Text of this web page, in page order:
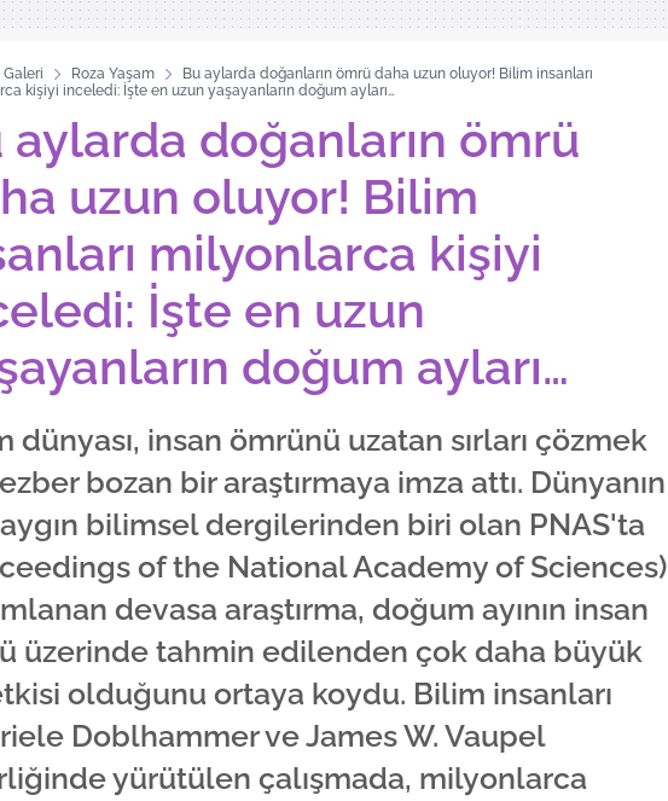
Galeri Roza Yaşam
Bu aylarda doğanların ömrü daha uzun oluyor! Bilim insanları
kişiyi inceledi: İşte en uzun yaşayanların doğum ayları…
aylarda doğanların ömrü
uzun oluyor! Bilim
milyonlarca kişiyi
İşte en uzun
doğum ayları…
dünyası, insan ömrünü uzatan sırları çözmek
bozan bir araştırmaya imza attı. Dünyanın
bilimsel dergilerinden biri olan PNAS'ta
of the National Academy of Sciences)
devasa araştırma, doğum ayının insan
üzerinde tahmin edilenden çok daha büyük
olduğunu ortaya koydu. Bilim insanları
Doblhammer ve James W. Vaupel
yürütülen çalışmada, milyonlarca